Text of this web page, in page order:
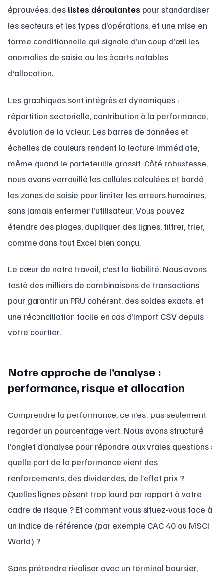
éprouvées, des listes déroulantes pour standardiser
les secteurs et les types d’opérations, et une mise en
forme conditionnelle qui signale d’un coup d’œil les
anomalies de saisie ou les écarts notables
d’allocation.
Les graphiques sont intégrés et dynamiques :
répartition sectorielle, contribution à la performance,
évolution de la valeur. Les barres de données et
échelles de couleurs rendent la lecture immédiate,
même quand le portefeuille grossit. Côté robustesse,
nous avons verrouillé les cellules calculées et bordé
les zones de saisie pour limiter les erreurs humaines,
sans jamais enfermer l’utilisateur. Vous pouvez
étendre des plages, dupliquer des lignes, filtrer, trier,
comme dans tout Excel bien conçu.
Le cœur de notre travail, c’est la fiabilité. Nous avons
testé des milliers de combinaisons de transactions
pour garantir un PRU cohérent, des soldes exacts, et
une réconciliation facile en cas d’import CSV depuis
votre courtier.
Notre approche de l’analyse :
performance, risque et allocation
Comprendre la performance, ce n’est pas seulement
regarder un pourcentage vert. Nous avons structuré
l’onglet d’analyse pour répondre aux vraies questions :
quelle part de la performance vient des
renforcements, des dividendes, de l’effet prix ?
Quelles lignes pèsent trop lourd par rapport à votre
cadre de risque ? Et comment vous situez-vous face à
un indice de référence (par exemple CAC 40 ou MSCI
World) ?
Sans prétendre rivaliser avec un terminal boursier,